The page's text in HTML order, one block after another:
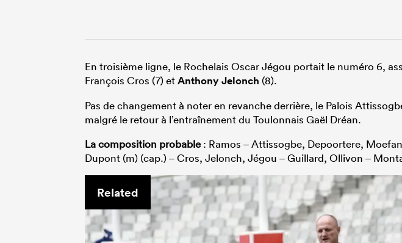
En troisième ligne, le Rochelais Oscar Jégou portait le numéro 6,
François Cros (7) etAnthony Jelonch (8).
Pas de changement à noter en revanche derrière, le Palois
malgré le retour à l’entraînement du Toulonnais Gaël Dréan.
La composition probable: Ramos – Attissogbe, Depoortere,
Dupont (m) (cap.) – Cros, Jelonch, Jégou – Guillard, Ollivon –
Related